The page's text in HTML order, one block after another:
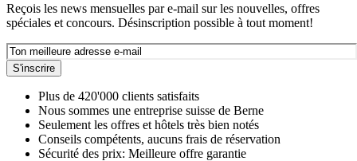
Reçois les news mensuelles par e-mail sur les nouvelles, offres
spéciales et concours. Désinscription possible à tout moment!
S'inscrire
Plus de 420'000 clients satisfaits
Nous sommes une entreprise suisse de Berne
Seulement les offres et hôtels très bien notés
Conseils compétents, aucuns frais de réservation
Sécurité des prix: Meilleure offre garantie